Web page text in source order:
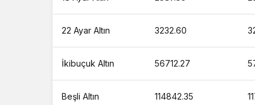
22 Ayar Altın 3232.60
İkibuçuk Altın 56712.27
Beşli Altın 114842.35